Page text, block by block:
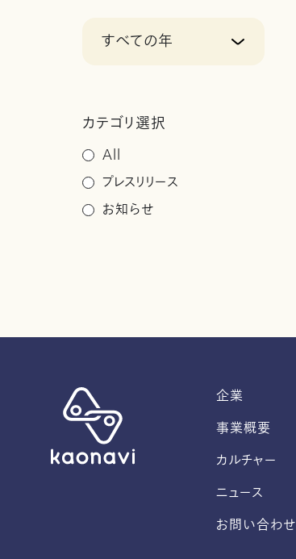
すべての年
カテゴリ選択
All
プレスリリース
お知らせ
企業
事業概要
カルチャー
ニュース
お問い合わせ